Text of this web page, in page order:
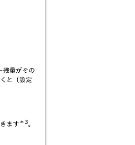
残量がその
と（設定
ます ＊3。